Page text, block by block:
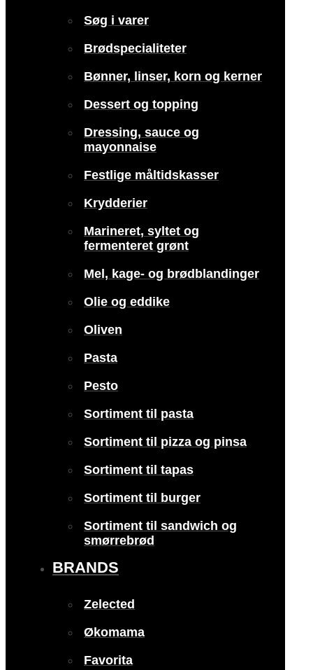
Søg i varer
Brødspecialiteter
Bønner, linser, korn og kerner
Dessert og topping
Dressing, sauce og
mayonnaise
Festlige måltidskasser
Krydderier
Marineret, syltet og
fermenteret grønt
Mel, kage- og brødblandinger
Olie og eddike
Oliven
Pasta
Pesto
Sortiment til pasta
Sortiment til pizza og pinsa
Sortiment til tapas
Sortiment til burger
Sortiment til sandwich og
smørrebrød
BRANDS
Zelected
Økomama
Favorita